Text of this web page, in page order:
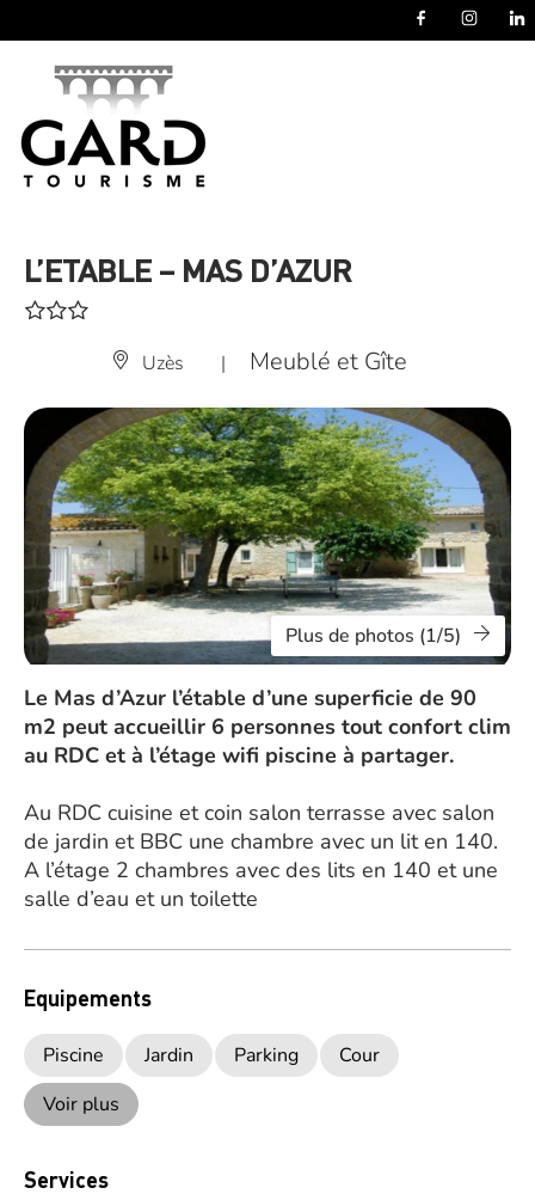
L’ETABLE – MAS D’AZUR
Uzès | Meublé et Gîte
Plus de photos (1/5)
Le Mas d’Azur l’étable d’une superficie de 90
m2 peut accueillir 6 personnes tout confort clim
au RDC et à l’étage wifi piscine à partager.
Au RDC cuisine et coin salon terrasse avec salon
de jardin et BBC une chambre avec un lit en 140.
A l’étage 2 chambres avec des lits en 140 et une
salle d’eau et un toilette
Equipements
Piscine Jardin Parking
Cour
Voir plus
Services